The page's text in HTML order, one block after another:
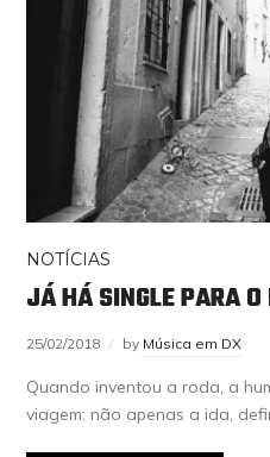
NOTÍCIAS
JÁ HÁ SINGLE PARA
25/02/2018 by Música em DX
Quando inventou a roda, a
viagem: não apenas a ida,